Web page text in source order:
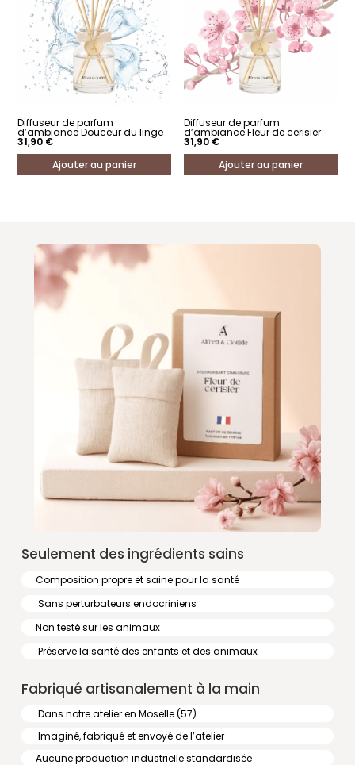
Diffuseur de parfum
d’ambiance Douceur du linge
31,90 €
Ajouter au panier
Diffuseur de parfum
d’ambiance Fleur de cerisier
31,90 €
Ajouter au panier
Seulement des ingrédients sains
Composition propre et saine pour la santé
Sans perturbateurs endocriniens
Non testé sur les animaux
Préserve la santé des enfants et des animaux
Fabriqué artisanalement à la main
Dans notre atelier en Moselle (57)
Imaginé, fabriqué et envoyé de l’atelier
Aucune production industrielle standardisée